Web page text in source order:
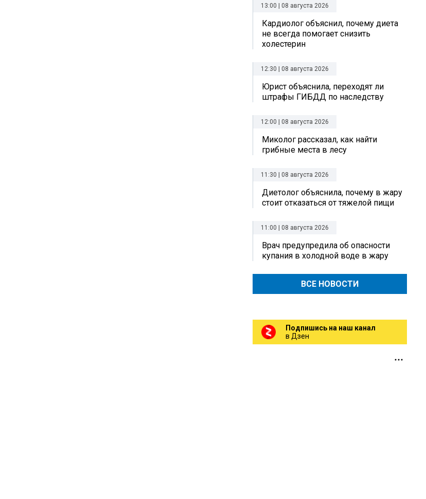
13:00 | 08 августа 2026
Кардиолог объяснил, почему диета
не всегда помогает снизить
холестерин
12:30 | 08 августа 2026
Юрист объяснила, переходят ли
штрафы ГИБДД по наследству
12:00 | 08 августа 2026
Миколог рассказал, как найти
грибные места в лесу
11:30 | 08 августа 2026
Диетолог объяснила, почему в жару
стоит отказаться от тяжелой пищи
11:00 | 08 августа 2026
Врач предупредила об опасности
купания в холодной воде в жару
ВСЕ НОВОСТИ
Подпишись на наш канал
в Дзен